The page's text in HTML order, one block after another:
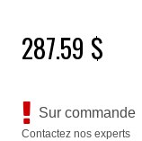
287.59 $
Sur commande
Contactez nos experts